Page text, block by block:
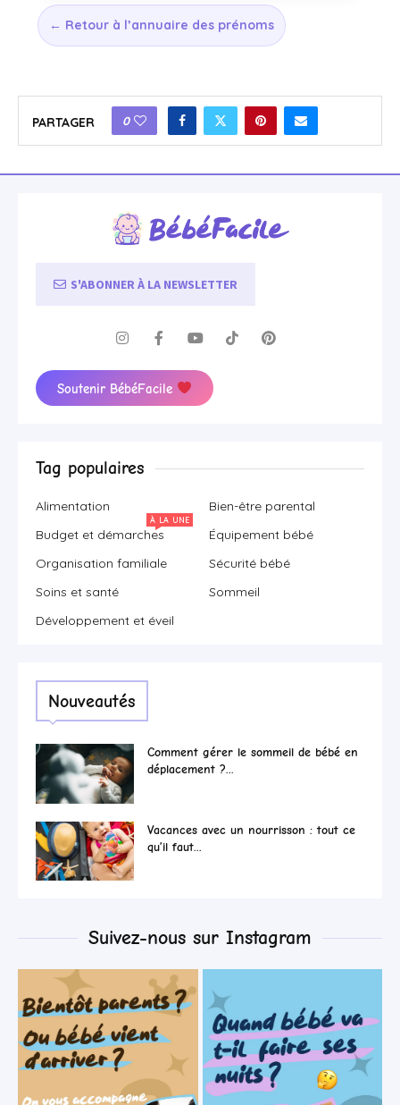
← Retour à l’annuaire des prénoms
PARTAGER 0
S'ABONNER À LA NEWSLETTER
Soutenir BébéFacile
Tag populaires
Alimentation
Bien-être parental
Budget et démarches
À LA UNE
Équipement bébé
Organisation familiale
Sécurité bébé
Soins et santé
Sommeil
Développement et éveil
Nouveautés
Comment gérer le sommeil de bébé en
déplacement ?...
Vacances avec un nourrisson : tout ce
qu’il faut...
Suivez-nous sur Instagram